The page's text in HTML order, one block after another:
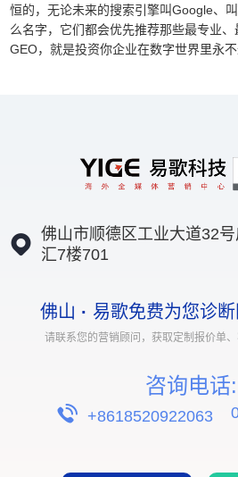
恒的，无论未来的搜索引擎叫Google、
么名字，它们都会优先推荐那些最专业
GEO，就是投资你企业在数字世界里永不
佛山市顺德区工业大道32
汇7楼701
佛山 · 易歌免费为您诊
请联系您的营销顾问，获取定制报价单
咨询电话:
+8618520922063